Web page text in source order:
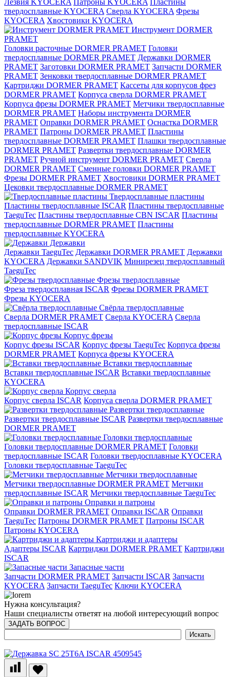
Лезвия KYOCERA Патроны KYOCERA
Пластины
твердосплавные KYOCERA Сверла KYOCERA Фрезы
KYOCERA Хвостовики KYOCERA
Инструмент DORMER
PRAMET
Головки расточные DORMER PRAMET Головки
твердосплавные DORMER PRAMET Державки DORMER
PRAMET Заготовки DORMER PRAMET Запчасти DORMER
PRAMET Зенковки твердосплавные DORMER PRAMET
Картриджи DORMER PRAMET Кассеты для корпусов фрез
DORMER PRAMET Корпуса сверла DORMER PRAMET
Корпуса фрезы DORMER PRAMET Метчики твердосплавные
DORMER PRAMET Наборы инструмента DORMER
PRAMET Оправки DORMER PRAMET Оснастка DORMER
PRAMET Патроны DORMER PRAMET Пластины
твердосплавные DORMER PRAMET Плашки твердосплавные
DORMER PRAMET Развертки твердосплавные DORMER
PRAMET Ручной инструмент DORMER PRAMET Сверла
DORMER PRAMET Сменные головки DORMER PRAMET
Фрезы DORMER PRAMET Хвостовики DORMER PRAMET
Цековки твердосплавные DORMER PRAMET
Твердосплавные пластины
Пластины твердосплавные ISCAR Пластины твердосплавные
TaeguTec Пластины твердосплавные CBN ISCAR Пластины
твердосплавные DORMER PRAMET Пластины
твердосплавные KYOCERA
Державки
Державки TaeguTec Державки DORMER PRAMET Державки
KYOCERA Державки SANDVIK Минирезец твердосплавный
TaeguTec
Фрезы твердосплавные
Фреза твердосплавная ISCAR Фрезы DORMER PRAMET
Фрезы KYOCERA
Свёрла твердосплавные
Сверла DORMER PRAMET Сверла KYOCERA Сверла
твердосплавные ISCAR
Корпус фрезы
Корпус фрезы ISCAR Корпус фрезы TaeguTec Корпуса фрезы
DORMER PRAMET Корпуса фрезы KYOCERA
Вставки твердосплавные
Вставки твердосплавные ISCAR Вставки твердосплавные
KYOCERA
Корпус сверла
Корпус сверла ISCAR Корпуса сверла DORMER PRAMET
Развертки твердосплавные
Развертки твердосплавные ISCAR Развертки твердосплавные
DORMER PRAMET
Головки твердосплавные
Головки твердосплавные DORMER PRAMET Головки
твердосплавные ISCAR Головки твердосплавные KYOCERA
Головки твердосплавные TaeguTec
Метчики твердосплавные
Метчики твердосплавные DORMER PRAMET Метчики
твердосплавные ISCAR Метчики твердосплавные TaeguTec
Оправки и патроны
Оправки DORMER PRAMET Оправки ISCAR Оправки
TaeguTec Патроны DORMER PRAMET Патроны ISCAR
Патроны KYOCERA
Картриджи и адаптеры
Адаптеры ISCAR Картриджи DORMER PRAMET Картриджи
ISCAR
Запасные части
Запчасти DORMER PRAMET Запчасти ISCAR Запчасти
KYOCERA Запчасти TaeguTec Ключи KYOCERA
Нужна консультация?
Наши специалисты ответят на любой интересующий вопрос
ЗАДАТЬ ВОПРОС